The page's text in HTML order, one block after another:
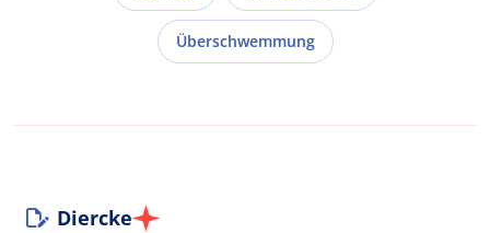
Überschwemmung
Diercke